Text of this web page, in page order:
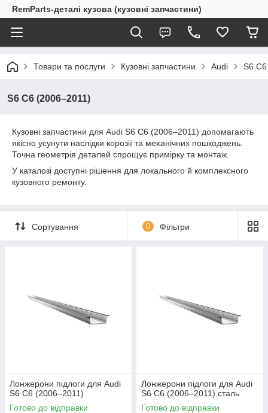
RemParts-деталі кузова (кузовні запчастини)
Товари та послуги Кузовні запчастини Audi S6
S6 C6 (2006–2011)
Кузовні запчастини для Audi S6 C6 (2006–2011) допомагають
якісно усунути наслідки корозії та механічних пошкоджень.
Точна геометрія деталей спрощує примірку та монтаж.
У каталозі доступні рішення для локального й комплексного
кузовного ремонту.
Сортування 0 Фільтри
Лонжерони підлоги для Audi
S6 C6 (2006–2011)
Готово до відправки
Лонжерони підлоги для Audi
S6 C6 (2006–2011) сталь
Готово до відправки